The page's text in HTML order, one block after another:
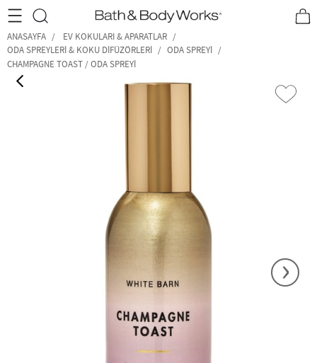
•2200₺ ve Üzeri Kargo Ücretsiz!• *Promosyon Detayları
ANASAYFA
EV KOKULARI & APARATLAR
ODA SPREYLERI & KOKU DIFÜZÖRLERI
ODA SPREYI
CHAMPAGNE TOAST / ODA SPREYI
›